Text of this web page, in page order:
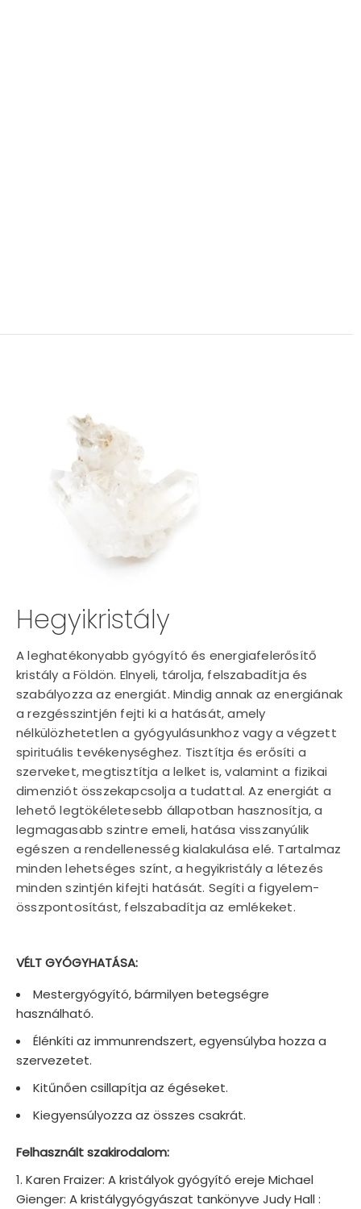
Hegyikristály
A leghatékonyabb gyógyító és energiafelerősítő
kristály a Földön. Elnyeli, tárolja, felszabadítja és
szabályozza az energiát. Mindig annak az energiának
a rezgésszintjén fejti ki a hatását, amely
nélkülözhetetlen a gyógyulásunkhoz vagy a végzett
spirituális tevékenységhez. Tisztítja és erősíti a
szerveket, megtisztítja a lelket is, valamint a fizikai
dimenziót összekapcsolja a tudattal. Az energiát a
lehető legtökéletesebb állapotban hasznosítja, a
legmagasabb szintre emeli, hatása visszanyúlik
egészen a rendellenesség kialakulása elé. Tartalmaz
minden lehetséges színt, a hegyikristály a létezés
minden szintjén kifejti hatását. Segíti a figyelem-
összpontosítást, felszabadítja az emlékeket.
VÉLT GYÓGYHATÁSA:
Mestergyógyító, bármilyen betegségre
használható.
Élénkíti az immunrendszert, egyensúlyba hozza a
szervezetet.
Kitűnően csillapítja az égéseket.
Kiegyensúlyozza az összes csakrát.
Felhasznált szakirodalom:
Karen Fraizer: A kristályok gyógyító ereje Michael
Gienger: A kristálygyógyászat tankönyve Judy Hall :